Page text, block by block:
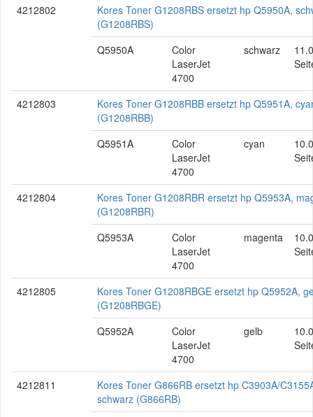
4212802
Kores Toner G1208RBS ersetzt hp Q5950A,
(G1208RBS)
Q5950A
Color
LaserJet
4700
schwarz
4212803
Kores Toner G1208RBB ersetzt hp Q5951A,
(G1208RBB)
Q5951A
Color
LaserJet
4700
cyan
4212804
Kores Toner G1208RBR ersetzt hp Q5953A,
(G1208RBR)
Q5953A
Color
LaserJet
4700
magenta
4212805
Kores Toner G1208RBGE ersetzt hp Q5952A,
(G1208RBGE)
Q5952A
Color
LaserJet
4700
gelb
4212811
Kores Toner G866RB ersetzt hp C3903A/
schwarz (G866RB)